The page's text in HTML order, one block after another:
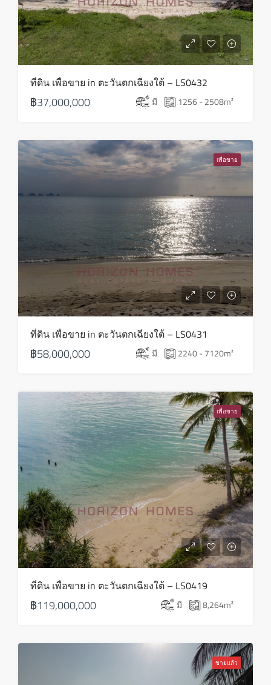
อาทิตย์
16
ส.ค.
จันทร์
17
ส.ค.
อังคาร
18
ส.ค.
พุธ
19
ส.ค.
พฤหัส
20
ส.ค.
ศุกร์
ส.ค.
เสาร์
22
ส.ค.
ที่ดิน เพื่อขาย in ตะวันตกเฉียงใต้ – LS0432
฿37,000,000 มี 1256 - 2508m²
เพื่อขาย
ที่ดิน เพื่อขาย in ตะวันตกเฉียงใต้ – LS0431
฿58,000,000 มี 2240 - 7120m²
เพื่อขาย
ที่ดิน เพื่อขาย in ตะวันตกเฉียงใต้ – LS0419
฿119,000,000 มี 8,264m²
ขายแล้ว